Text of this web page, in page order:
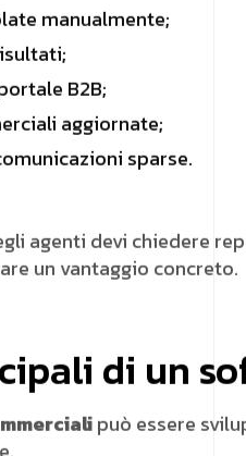
manualmente;
B2B;
aggiornate;
sparse.
agenti devi chiedere
un vantaggio concreto.
di un
può essere